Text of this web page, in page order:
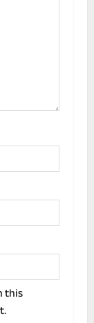
this